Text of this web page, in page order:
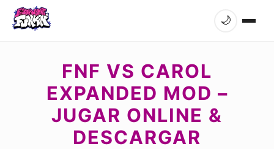
🌙
FNF VS CAROL
EXPANDED MOD –
JUGAR ONLINE &
DESCARGAR